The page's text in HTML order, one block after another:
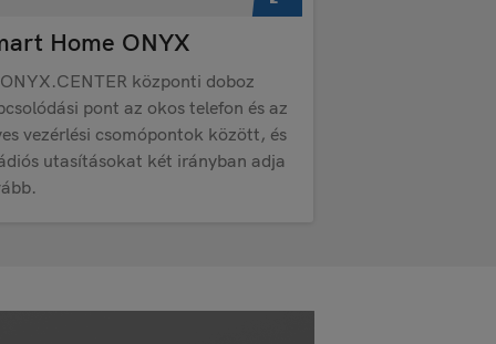
Home ONYX
központi doboz
pont az okos telefon és az
vezérlési csomópontok között, és
utasításokat két irányban adja